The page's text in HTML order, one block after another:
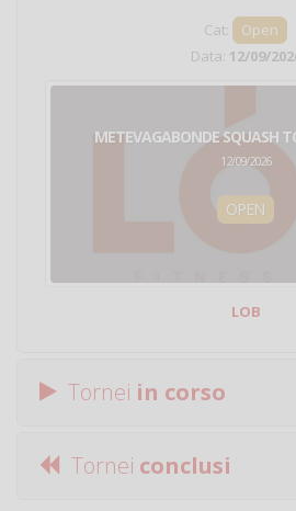
Cat:
Open
Data: 12/09/
METEVAGABONDE SQUASH
12/09/2026
OPEN
LOB
Tornei in corso
Tornei conclusi